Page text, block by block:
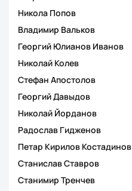
Никола Попов
Владимир Вальков
Георгий Юлианов Иванов
Николай Колев
Стефан Апостолов
Георгий Давыдов
Николай Йорданов
Радослав Гидженов
Петар Кирилов Костадинов
Станислав Ставров
Станимир Тренчев